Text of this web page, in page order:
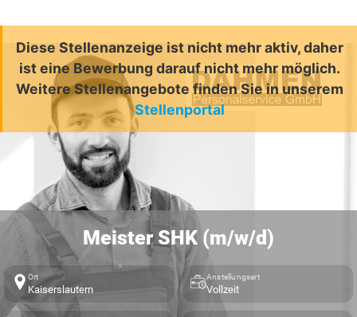
Diese Stellenanzeige ist nicht mehr aktiv, daher
ist eine Bewerbung darauf nicht mehr möglich.
Weitere Stellenangebote finden Sie in unserem
Stellenportal
Meister SHK (m/w/d)
Ort
Kaiserslautern
Anstellungsart
Vollzeit